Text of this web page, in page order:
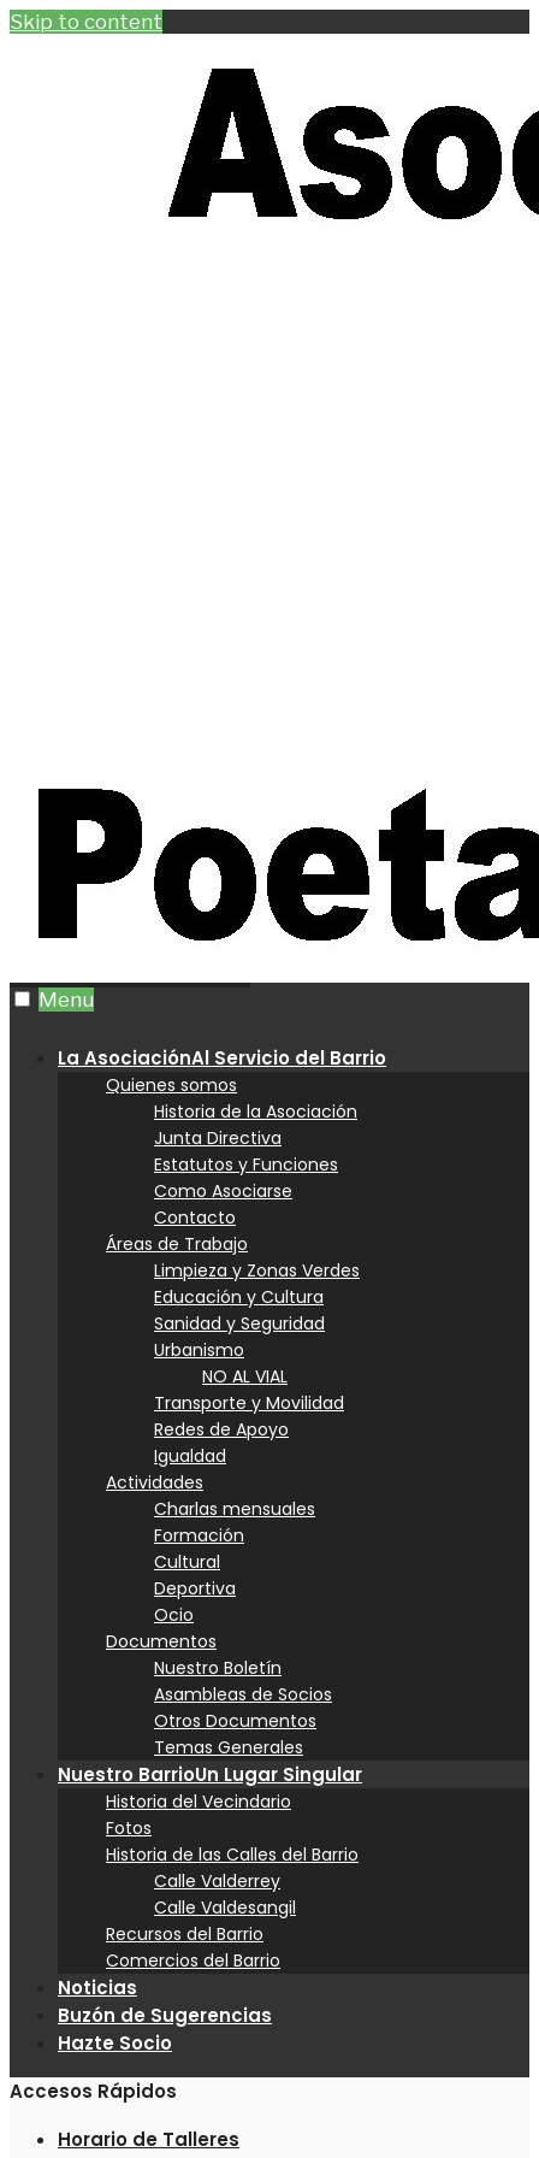
Skip to content
Menu
La AsociaciónAl Servicio del Barrio
Quienes somos
Historia de la Asociación
Junta Directiva
Estatutos y Funciones
Como Asociarse
Contacto
Áreas de Trabajo
Limpieza y Zonas Verdes
Educación y Cultura
Sanidad y Seguridad
Urbanismo
NO AL VIAL
Transporte y Movilidad
Redes de Apoyo
Igualdad
Actividades
Charlas mensuales
Formación
Cultural
Deportiva
Ocio
Documentos
Nuestro Boletín
Asambleas de Socios
Otros Documentos
Temas Generales
Nuestro BarrioUn Lugar Singular
Historia del Vecindario
Fotos
Historia de las Calles del Barrio
Calle Valderrey
Calle Valdesangil
Recursos del Barrio
Comercios del Barrio
Noticias
Buzón de Sugerencias
Hazte Socio
Accesos Rápidos
Horario de Talleres